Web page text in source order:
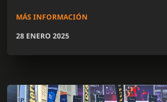
MÁS INFORMACIÓN
28 ENERO 2025